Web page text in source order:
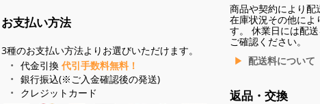
お支払い方法
3種のお支払い方法よりお選びいただけます。
代金引換 代引手数料無料！
銀行振込(※ご入金確認後の発送)
クレジットカード
商品や契約により配
在庫状況その他によ
す。 休業日には配
ご確認ください。
配送料について
返品・交換